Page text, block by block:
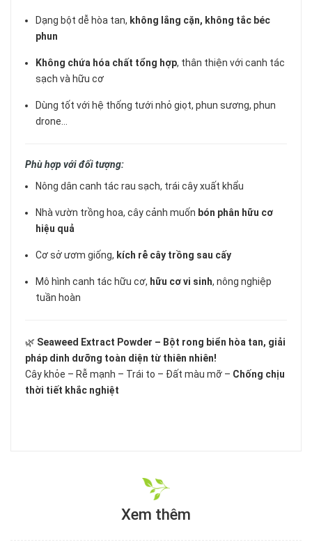
Dạng bột dễ hòa tan, không lắng cặn, không tắc béc
phun
Không chứa hóa chất tổng hợp, thân thiện với canh tác
sạch và hữu cơ
Dùng tốt với hệ thống tưới nhỏ giọt, phun sương, phun
drone…
Phù hợp với đối tượng:
Nông dân canh tác rau sạch, trái cây xuất khẩu
Nhà vườn trồng hoa, cây cảnh muốn bón phân hữu cơ
hiệu quả
Cơ sở ươm giống, kích rễ cây trồng sau cấy
Mô hình canh tác hữu cơ, hữu cơ vi sinh, nông nghiệp
tuần hoàn
🌿 Seaweed Extract Powder – Bột rong biển hòa tan, giải
pháp dinh dưỡng toàn diện từ thiên nhiên!
Cây khỏe – Rễ mạnh – Trái to – Đất màu mỡ – Chống chịu
thời tiết khắc nghiệt
Xem thêm